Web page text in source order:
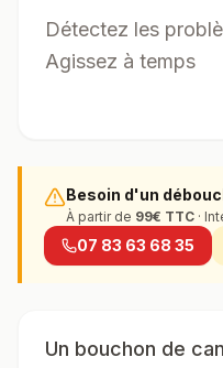
Détectez les
Agissez à temps
Besoin d'un
À partir de 99€ TTC ·
07 83 63 68 35
Un bouchon de